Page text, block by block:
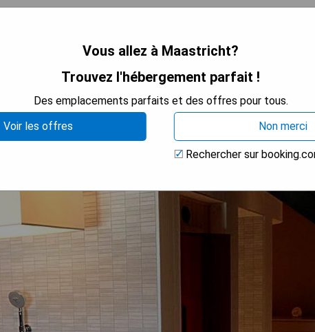
LA DISPONIBILITÉVous allez à Maastricht?
Trouvez l'hébergement parfait !
Des emplacements parfaits et des offres pour tous.
Voir les offres
Non merci
Rechercher sur